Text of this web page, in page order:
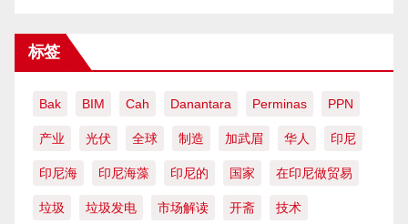
标签
Bak BIM Cah Danantara Perminas PPN
产业 光伏 全球 制造 加武眉 华人 印尼
印尼海 印尼海藻 印尼的 国家 在印尼做贸易
垃圾 垃圾发电 市场解读 开斋 技术